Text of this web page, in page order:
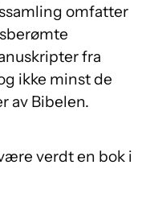
omfatter
fra
ikke minst de
av Bibelen.
verdt en bok i